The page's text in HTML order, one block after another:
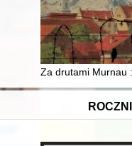
Za drutami Murnau